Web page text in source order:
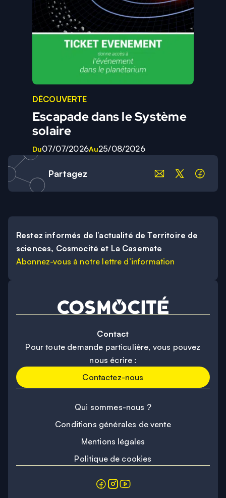
DÉCOUVERTE
Escapade dans le Système
solaire
Du07/07/2026Au25/08/2026
Partagez
Restez informés de l’actualité de Territoire de
sciences, Cosmocité et La Casemate
Abonnez-vous à notre lettre d’information
Contact
Pour toute demande particulière, vous pouvez
nous écrire :
Contactez-nous
Qui sommes-nous ?
Conditions générales de vente
Mentions légales
Politique de cookies